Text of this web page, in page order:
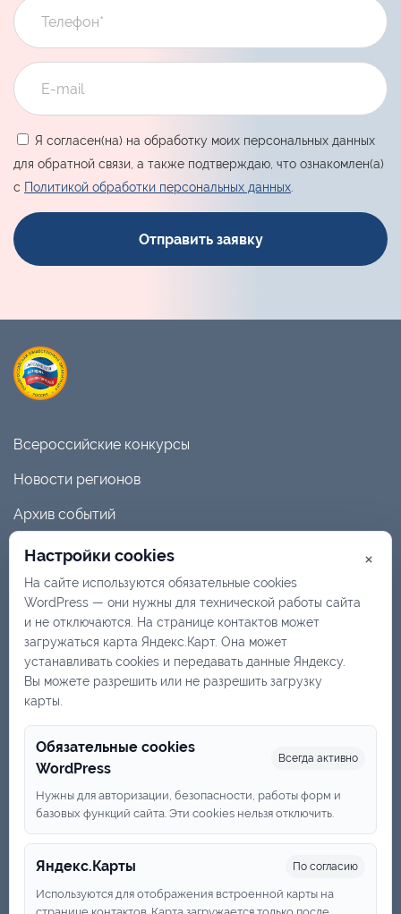
Я согласен(на) на обработку моих персональных данных
для обратной связи, а также подтверждаю, что ознакомлен(а)
с Политикой обработки персональных данных
Всероссийские конкурсы
Новости регионов
Архив событий
Летопись
Доска почета
Отзывы о конкурсах
Руководство, актив
Вступление
Контакты
Политика обработки персональных данных
+7 (831) 419-83-44
awd-russia@yandex.ru
Настройки cookies
На сайте используются обязательные cookies
WordPress — они нужны для технической работы сайта
и не отключаются. На странице контактов может
загружаться карта Яндекс.Карт. Она может
устанавливать cookies и передавать данные Яндексу.
Вы можете разрешить или не разрешить загрузку
карты.
×
Обязательные cookies
WordPress
Всегда активно
Нужны для авторизации, безопасности, работы форм и
базовых функций сайта. Эти cookies нельзя отключить.
Яндекс.Карты По согласию
Используются для отображения встроенной карты на